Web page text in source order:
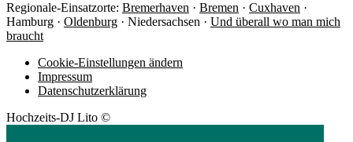
Regionale-Einsatzorte: Bremerhaven · Bremen · Cuxhaven ·
Hamburg · Oldenburg · Niedersachsen · Und überall wo man mich
braucht
Cookie-Einstellungen ändern
Impressum
Datenschutzerklärung
Hochzeits-DJ Lito ©